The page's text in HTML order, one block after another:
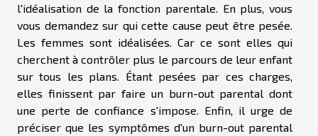
l'idéalisation de la fonction parentale. En plus, vous
vous demandez sur qui cette cause peut être pesée.
Les femmes sont idéalisées. Car ce sont elles qui
cherchent à contrôler plus le parcours de leur enfant
sur tous les plans. Étant pesées par ces charges,
elles finissent par faire un burn-out parental dont
une perte de confiance s'impose. Enfin, il urge de
préciser que les symptômes d'un burn-out parental